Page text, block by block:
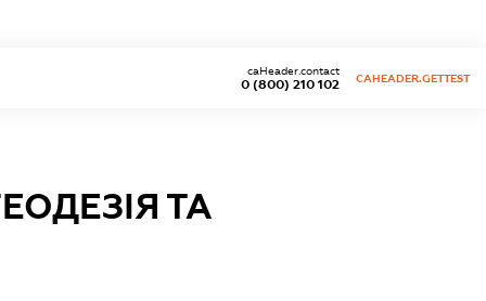
0 (800) 210 102
caHeader.contact
CAHEADER.GETTEST
ТА